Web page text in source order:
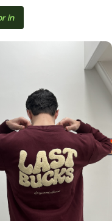
in